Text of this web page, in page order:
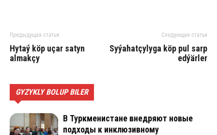
Предыдущая статья
Hytaý köp uçar satyn
almakçy
Следующая статья
Syýahatçylyga köp pul sarp
edýärler
GYZYKLY BOLUP BILER
В Туркменистане внедряют новые
подходы к инклюзивному